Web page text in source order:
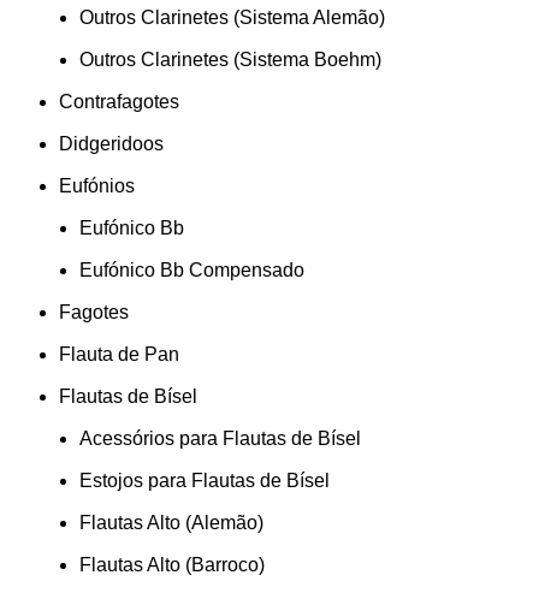
Outros Clarinetes (Sistema Alemão)
Outros Clarinetes (Sistema Boehm)
Contrafagotes
Didgeridoos
Eufónios
Eufónico Bb
Eufónico Bb Compensado
Fagotes
Flauta de Pan
Flautas de Bísel
Acessórios para Flautas de Bísel
Estojos para Flautas de Bísel
Flautas Alto (Alemão)
Flautas Alto (Barroco)